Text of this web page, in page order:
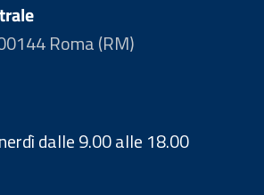
Roma (RM)
dalle 9.00 alle 18.00